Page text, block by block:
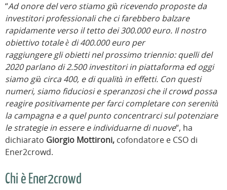
“Ad onore del vero stiamo già ricevendo proposte da
investitori professionali che ci farebbero balzare
rapidamente verso il tetto dei 300.000 euro. Il nostro
obiettivo totale è di 400.000 euro per
raggiungere gli obietti nel prossimo triennio: quelli del
2020 parlano di 2.500 investitori in piattaforma ed oggi
siamo già circa 400, e di qualità in effetti. Con questi
numeri, siamo fiduciosi e speranzosi che il crowd possa
reagire positivamente per farci completare con serenità
la campagna e a quel punto concentrarci sul potenziare
le strategie in essere e individuarne di nuove“, ha
dichiarato Giorgio Mottironi, cofondatore e CSO di
Ener2crowd.
Chi è Ener2crowd